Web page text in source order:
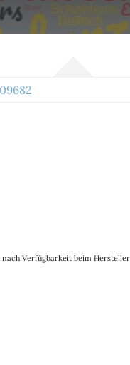
Verfügbarkeit beim